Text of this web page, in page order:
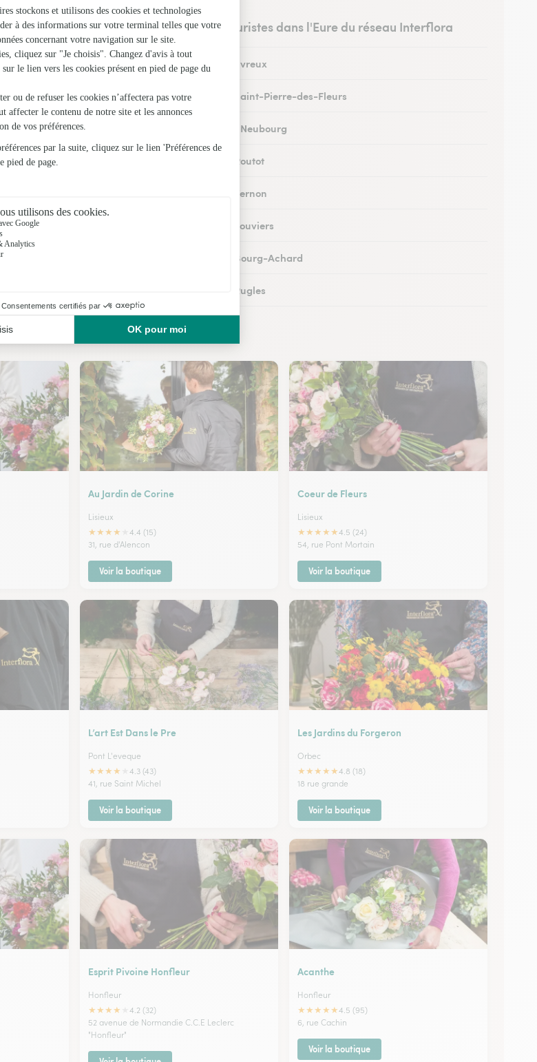
Les fleuristes dans l'Eure du réseau Interflora
Fleuristes à Évreux
Fleuristes à Saint-Pierre-des-Fleurs
Fleuristes au Neubourg
Fleuristes à Routot
Fleuristes à Vernon
Fleuristes à Louviers
Fleuristes à Bourg-Achard
Fleuristes à Rugles
Nos fleuristes à Asnières
Au Jardin de Corine
Lisieux
★★★★
4.4 (15)
31, rue d'Alencon
Voir la boutique
Coeur de Fleurs
Lisieux
★★★★★4.5 (24)
54, rue Pont Mortain
Voir la boutique
L’art Est Dans le Pre
Pont L'eveque
★★★★
4.3 (43)
41, rue Saint Michel
Voir la boutique
Les Jardins du Forgeron
Orbec
★★★★★4.8 (18)
18 rue grande
Voir la boutique
Esprit Pivoine Honfleur
Honfleur
★★★★
4.2 (32)
52 avenue de Normandie C.C.E Leclerc
"Honfleur"
Acanthe
Honfleur
★★★★★4.5 (95)
6, rue Cachin
Voir la boutique